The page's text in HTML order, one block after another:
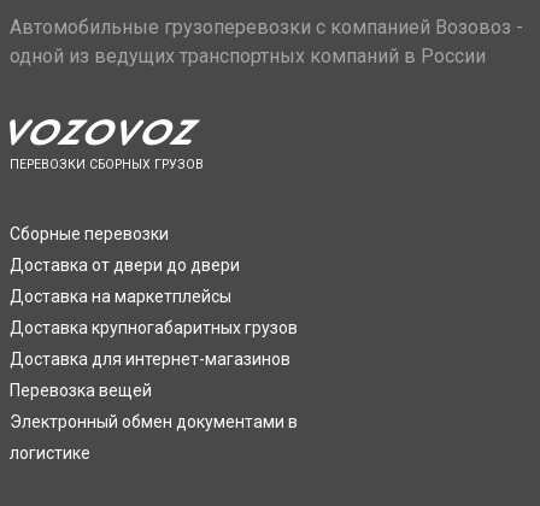
Автомобильные грузоперевозки с компанией Возовоз -
одной из ведущих транспортных компаний в России
ПЕРЕВОЗКИ СБОРНЫХ ГРУЗОВ
Сборные перевозки
Доставка от двери до двери
Доставка на маркетплейсы
Доставка крупногабаритных грузов
Доставка для интернет-магазинов
Перевозка вещей
Электронный обмен документами в
логистике